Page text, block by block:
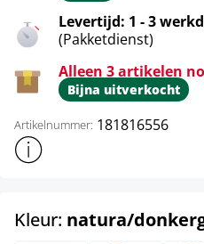
Levertijd: 1 - 3
(Pakketdienst)
Alleen 3 artikelen
Bijna uitverkocht
Artikelnummer: 181816556
Toon meer productinformatie
Kleur: natura/